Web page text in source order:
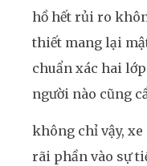
hồ hết rủi ro
thiết mang lại
chuẩn xác hai
người nào cũng
không chỉ vậy,
rãi phần vào sự